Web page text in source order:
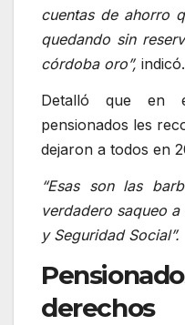
cuentas de ahorro
quedando sin
córdoba oro”, indicó.
Detalló que en
pensionados les
dejaron a todos en
“Esas son las
verdadero saqueo
y Seguridad Social”.
derechos